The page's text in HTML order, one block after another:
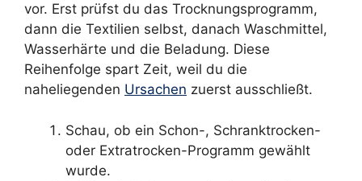
vor. Erst prüfst du das Trocknungsprogramm,
dann die Textilien selbst, danach Waschmittel,
Wasserhärte und die Beladung. Diese
Reihenfolge spart Zeit, weil du die
naheliegenden Ursachen zuerst ausschließt.
Schau, ob ein Schon-, Schranktrocken-
oder Extratrocken-Programm gewählt
wurde.